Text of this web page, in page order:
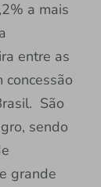
a mais
entre as
concessão
São
sendo
grande